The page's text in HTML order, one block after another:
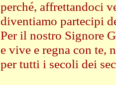
perché, affrettandoci
diventiamo partecipi
Per il nostro Signore
e vive e regna con te,
per tutti i secoli dei